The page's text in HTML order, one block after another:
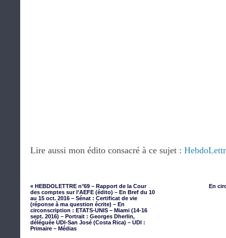
Lire aussi mon édito consacré à ce sujet :
« HEBDOLETTRE n°69 – Rapport de la Cour
des comptes sur l’AEFE (édito) – En Bref du 10
au 15 oct. 2016 – Sénat : Certificat de vie
(réponse à ma question écrite) – En
circonscription : ETATS-UNIS – Miami (14-16
sept. 2016) – Portrait : Georges Dherlin,
déléguée UDI-San José (Costa Rica) – UDI :
Primaire – Médias
En